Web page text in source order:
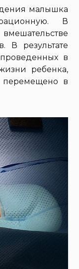
малышка
В
В результате
в
ребенка,
перемещено в